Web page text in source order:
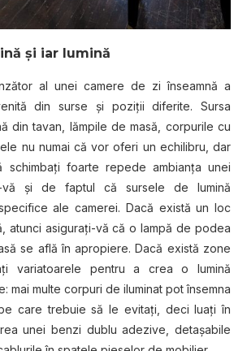
şi iar lumină
al unei camere de zi înseamnă a
din surse şi poziţii diferite. Sursa
din tavan, lămpile de masă, corpurile cu
nu numai că vor oferi un echilibru, dar
foarte repede ambianţa unei
vă şi de faptul că sursele de lumină
ale camerei. Dacă există un loc
atunci asigurați-vă că o lampă de podea
se află în apropiere. Dacă există zone
variatoarele pentru a crea o lumină
mai multe corpuri de iluminat pot însemna
care trebuie să le evitaţi, deci luați în
unei benzi dublu adezive, detașabile